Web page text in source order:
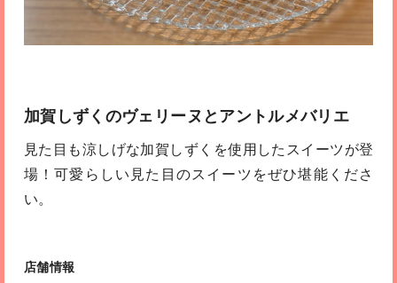
加賀しずくのヴェリーヌとアントルメバリエ
見た目も涼しげな加賀しずくを使用したスイーツが登
場！可愛らしい見た目のスイーツをぜひ堪能くださ
い。
店舗情報